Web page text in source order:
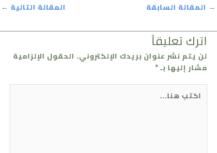
→ المقالة السابقة المقالة التالية ←
اترك تعليقاً
لن يتم نشر عنوان بريدك الإلكتروني. الحقول الإلزامية
مشار إليها بـ*
هنا...